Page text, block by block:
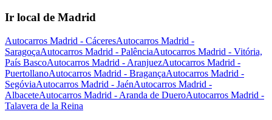
Ir local de Madrid
Autocarros Madrid - CáceresAutocarros Madrid -
SaragoçaAutocarros Madrid - PalênciaAutocarros Madrid - Vitória,
País BascoAutocarros Madrid - AranjuezAutocarros Madrid -
PuertollanoAutocarros Madrid - BragançaAutocarros Madrid -
SegóviaAutocarros Madrid - JaénAutocarros Madrid -
AlbaceteAutocarros Madrid - Aranda de DueroAutocarros Madrid -
Talavera de la Reina